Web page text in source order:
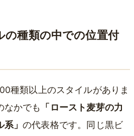
の種類の中での位置付
種類以上のスタイルがありま
なかでも
「ロースト麦芽の力
系」の代表格です。同じ黒ビ